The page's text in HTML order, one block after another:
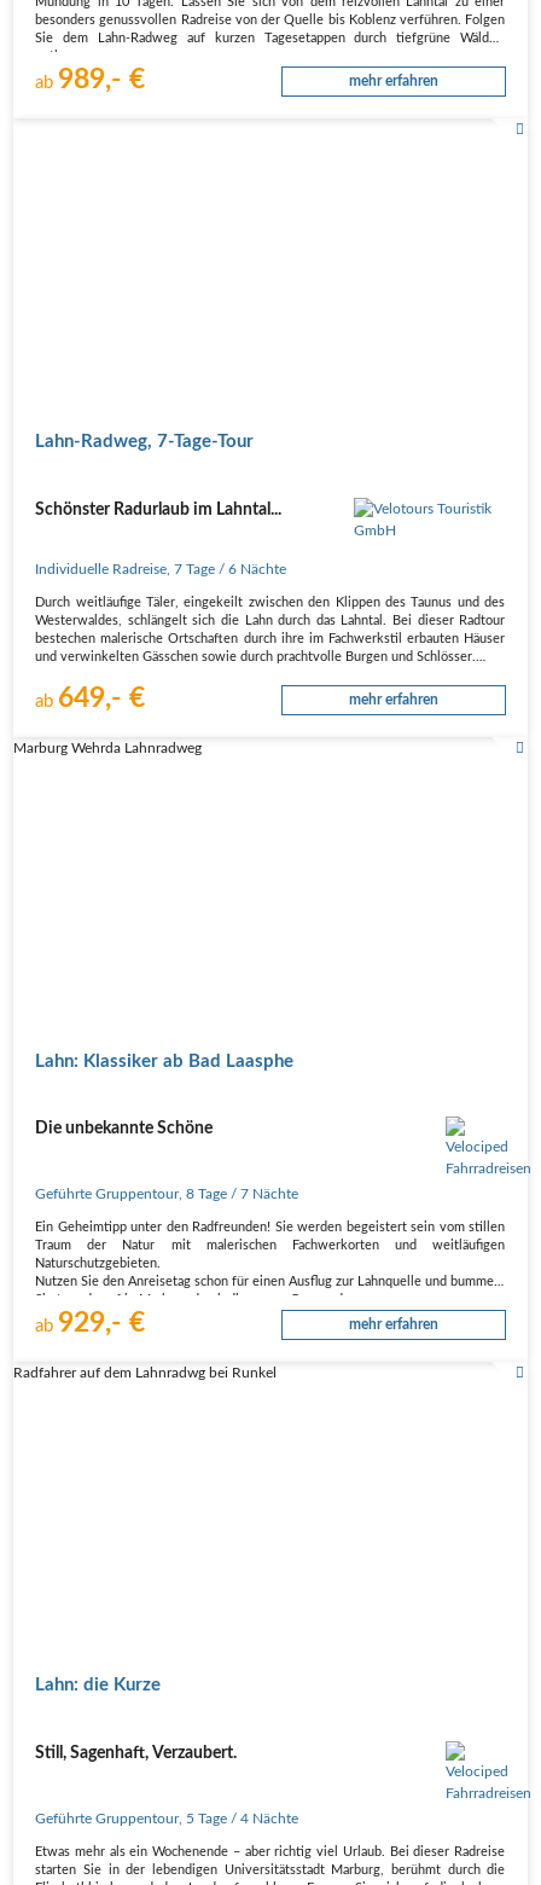
Mündung in 10 Tagen. Lassen Sie sich von dem reizvollen Lahntal zu einer
besonders genussvollen Radreise von der Quelle bis Koblenz verführen. Folgen
Sie dem Lahn-Radweg auf kurzen Tagesetappen durch tiefgrüne Wälder,
ab 989,- € mehr erfahren
Lahn-Radweg, 7-Tage-Tour
Schönster Radurlaub im Lahntal...
Individuelle Radreise ,7 Tage / 6 Nächte
Durch weitläufige Täler, eingekeilt zwischen den Klippen des Taunus und des
Westerwaldes, schlängelt sich die Lahn durch das Lahntal. Bei dieser Radtour
bestechen malerische Ortschaften durch ihre im Fachwerkstil erbauten Häuser
und verwinkelten Gässchen sowie durch prachtvolle Burgen und Schlösser.
ab 649,- € mehr erfahren
Marburg Wehrda Lahnradweg
Lahn: Klassiker ab Bad Laasphe
Die unbekannte Schöne
Geführte Gruppentour,8 Tage / 7 Nächte
Ein Geheimtipp unter den Radfreunden! Sie werden begeistert sein vom stillen
Traum der Natur mit malerischen Fachwerkorten und weitläufigen
Naturschutzgebieten.
Nutzen Sie den Anreisetag schon für einen Ausflug zur Lahnquelle und bummeln
ab 929,- € mehr erfahren
Radfahrer auf dem Lahnradwg bei Runkel
Lahn: die Kurze
Still, Sagenhaft, Verzaubert.
Geführte Gruppentour, 5 Tage / 4 Nächte
Etwas mehr als ein Wochenende – aber richtig viel Urlaub. Bei dieser Radreise
starten Sie in der lebendigen Universitätsstadt Marburg, berühmt durch die